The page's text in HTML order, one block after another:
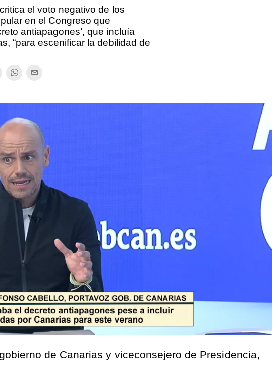
el voto negativo de los
en el Congreso que
antiapagones’, que incluía
“para escenificar la debilidad de
de Canarias y viceconsejero de Presidencia,